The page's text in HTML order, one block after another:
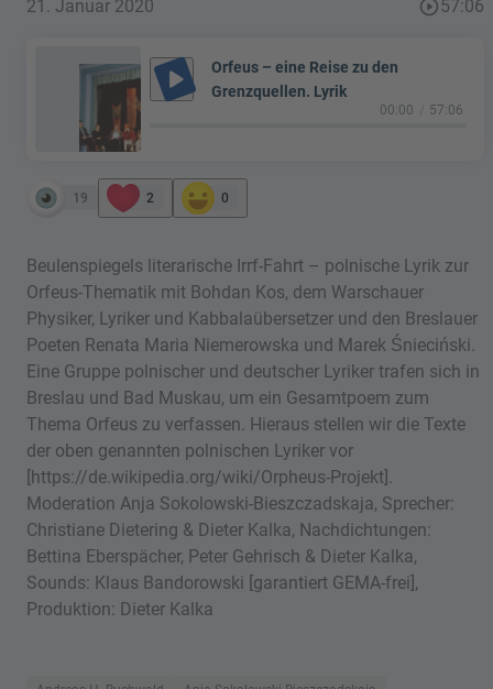
21. Januar 2020 play_circle_outline57:06
play_arrow
Orfeus – eine Reise zu den
Grenzquellen. Lyrik
00:00 57:06
19 2 0
Beulenspiegels literarische Irrf-Fahrt – polnische Lyrik zur
Orfeus-Thematik mit Bohdan Kos, dem Warschauer
Physiker, Lyriker und Kabbalaübersetzer und den Breslauer
Poeten Renata Maria Niemerowska und Marek Śnieciński.
Eine Gruppe polnischer und deutscher Lyriker trafen sich in
Breslau und Bad Muskau, um ein Gesamtpoem zum
Thema Orfeus zu verfassen. Hieraus stellen wir die Texte
der oben genannten polnischen Lyriker vor
[https://de.wikipedia.org/wiki/Orpheus-Projekt].
Moderation Anja Sokolowski-Bieszczadskaja, Sprecher:
Christiane Dietering & Dieter Kalka, Nachdichtungen:
Bettina Eberspächer, Peter Gehrisch & Dieter Kalka,
Sounds: Klaus Bandorowski [garantiert GEMA-frei],
Produktion: Dieter Kalka